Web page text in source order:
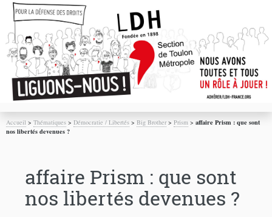
Accueil >Thématiques >Démocratie / Libertés >Big Brother>Prism >affaire Prism : que sont
nos libertés devenues ?
affaire Prism : que sont
nos libertés devenues ?